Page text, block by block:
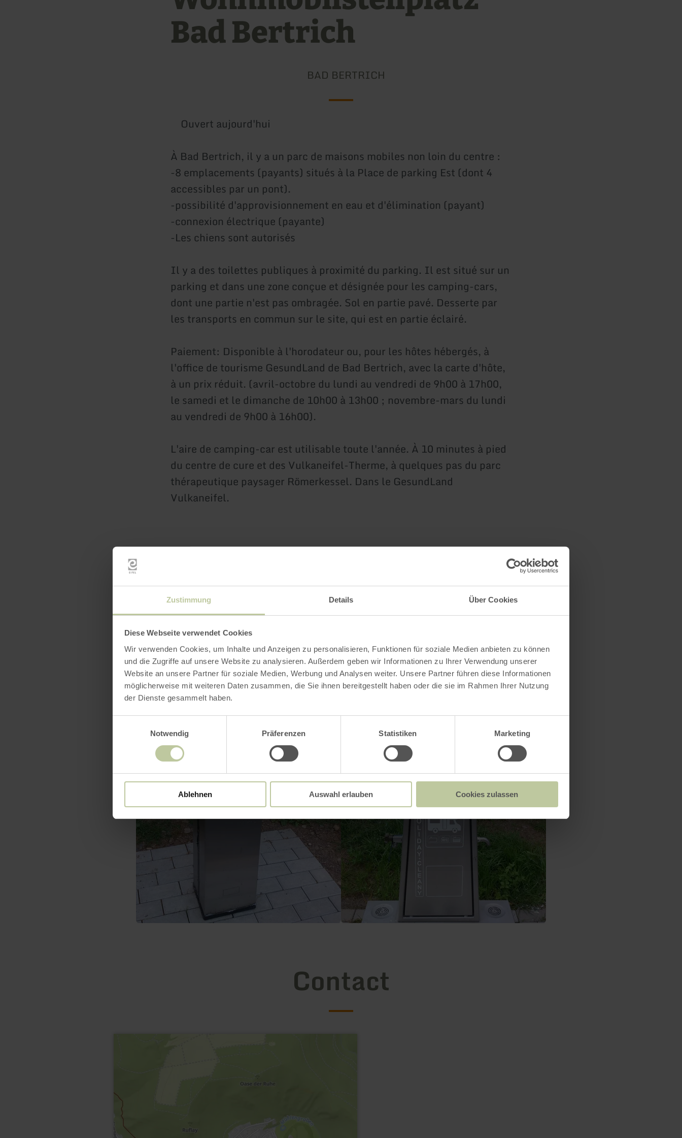
Zustimmung Details Über Cookies
Diese Webseite verwendet Cookies
Wir verwenden Cookies, um Inhalte und Anzeigen zu personalisieren, Funktionen für soziale Medien anbieten zu können
und die Zugriffe auf unsere Website zu analysieren. Außerdem geben wir Informationen zu Ihrer Verwendung unserer
Website an unsere Partner für soziale Medien, Werbung und Analysen weiter. Unsere Partner führen diese Informationen
möglicherweise mit weiteren Daten zusammen, die Sie ihnen bereitgestellt haben oder die sie im Rahmen Ihrer Nutzung
der Dienste gesammelt haben.
Notwendig
Präferenzen Statistiken Marketing
Ablehnen Auswahl erlauben Cookies zulassen
Bad Bertrich
BAD BERTRICH
Ouvert aujourd'hui
À Bad Bertrich, il y a un parc de maisons mobiles non loin du centre :
-8 emplacements (payants) situés à la Place de parking Est (dont 4
accessibles par un pont).
-possibilité d'approvisionnement en eau et d'élimination (payant)
-connexion électrique (payante)
-Les chiens sont autorisés
Il y a des toilettes publiques à proximité du parking. Il est situé sur un
parking et dans une zone conçue et désignée pour les camping-cars,
dont une partie n'est pas ombragée. Sol en partie pavé. Desserte par
les transports en commun sur le site, qui est en partie éclairé.
Paiement: Disponible à l'horodateur ou, pour les hôtes hébergés, à
l'office de tourisme GesundLand de Bad Bertrich, avec la carte d'hôte,
à un prix réduit. (avril-octobre du lundi au vendredi de 9h00 à 17h00,
le samedi et le dimanche de 10h00 à 13h00 ; novembre-mars du lundi
au vendredi de 9h00 à 16h00).
L'aire de camping-car est utilisable toute l'année. À 10 minutes à pied
du centre de cure et des Vulkaneifel-Therme, à quelques pas du parc
thérapeutique paysager Römerkessel. Dans le GesundLand
Vulkaneifel.
Impressions
Contact